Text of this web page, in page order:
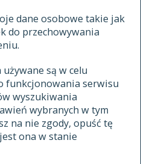
dane osobowe takie jak
do przechowywania
są w celu
funkcjonowania serwisu
wyszukiwania
wybranych w tym
na nie zgody, opuść tę
ona w stanie
SŁOWNIK
WIEKU
hasła